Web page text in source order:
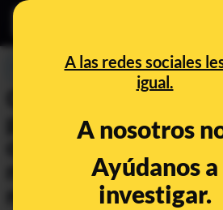
A las redes sociales
igual.
A nosotros
Ayúdanos a
investigar.
PREBUNKING
Cómo nos afecta
psicológicamente
constantemente
nos incentivan a
redes sociales